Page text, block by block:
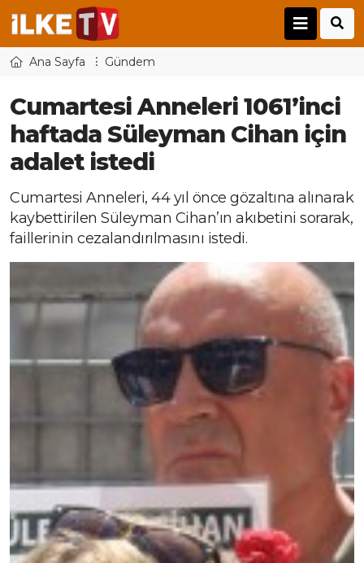
Ana Sayfa Gündem
Cumartesi Anneleri 1061’inci
haftada Süleyman Cihan için
adalet istedi
Cumartesi Anneleri, 44 yıl önce gözaltına alınarak
kaybettirilen Süleyman Cihan’ın akıbetini sorarak,
faillerinin cezalandırılmasını istedi.